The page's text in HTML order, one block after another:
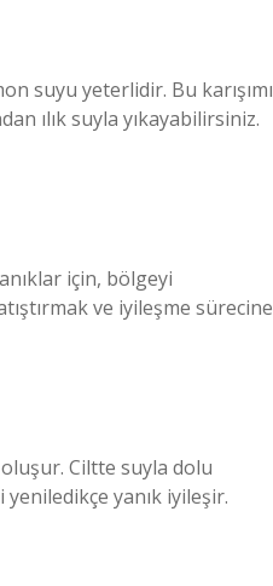
suyu yeterlidir. Bu karışımı
ılık suyla yıkayabilirsiniz.
için, bölgeyi
ve iyileşme sürecine
oluşur. Ciltte suyla dolu
yanık iyileşir.